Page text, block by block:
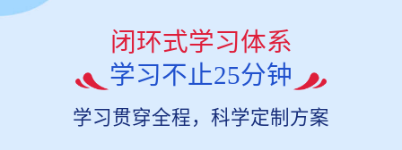
闭环式学习体系
学习不止25分钟
学习贯穿全程，科学定制方案